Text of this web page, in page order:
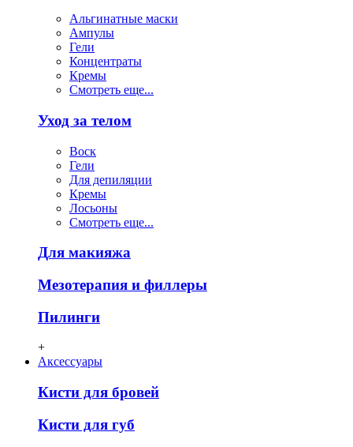
Альгинатные маски
Ампулы
Гели
Концентраты
Кремы
Смотреть еще...
Уход за телом
Воск
Гели
Для депиляции
Кремы
Лосьоны
Смотреть еще...
Для макияжа
Мезотерапия и филлеры
Пилинги
+
Аксессуары
Кисти для бровей
Кисти для губ